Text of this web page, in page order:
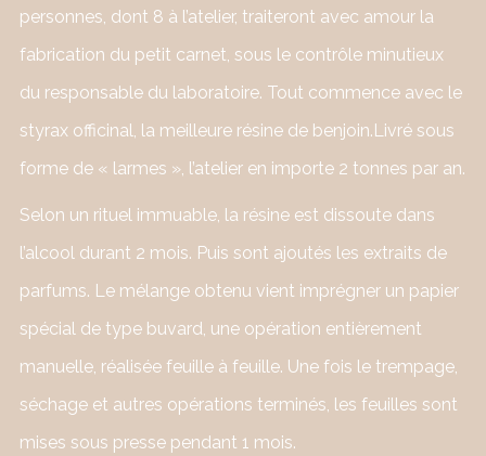
personnes, dont 8 à l’atelier, traiteront avec amour la
fabrication du petit carnet, sous le contrôle minutieux
du responsable du laboratoire. Tout commence avec le
styrax officinal, la meilleure résine de benjoin.Livré sous
forme de « larmes », l’atelier en importe 2 tonnes par an.
Selon un rituel immuable, la résine est dissoute dans
l’alcool durant 2 mois. Puis sont ajoutés les extraits de
parfums. Le mélange obtenu vient imprégner un papier
spécial de type buvard, une opération entièrement
manuelle, réalisée feuille à feuille. Une fois le trempage,
séchage et autres opérations terminés, les feuilles sont
mises sous presse pendant 1 mois.